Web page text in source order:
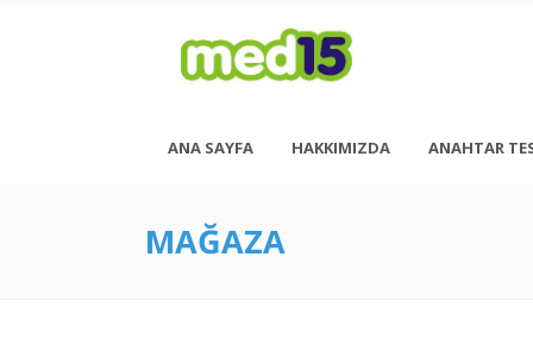
Pazartesi - Cuma 08:00 - 18:00
ANA SAYFA HAKKIMIZDA ANAHTAR
MAĞAZA